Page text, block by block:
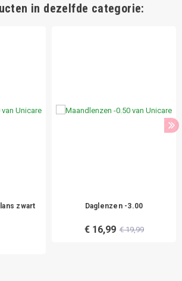
in dezelfde categorie:
zwart
Daglenzen -3.00
€ 16,99 € 19,99